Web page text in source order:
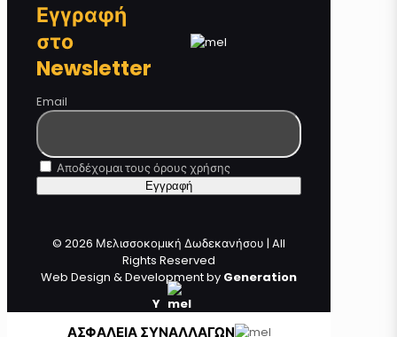
Εγγραφή
στο
Newsletter
Email
Αποδέχομαι τους όρους χρήσης
© 2026 Μελισσοκομική Δωδεκανήσου | All
Rights Reserved
Web Design & Development by Generation
Y
ΑΣΦΑΛΕΙΑ ΣΥΝΑΛΛΑΓΩΝ